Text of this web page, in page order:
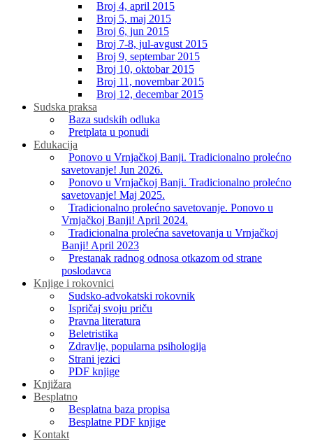
Broj 4, april 2015
Broj 5, maj 2015
Broj 6, jun 2015
Broj 7-8, jul-avgust 2015
Broj 9, septembar 2015
Broj 10, oktobar 2015
Broj 11, novembar 2015
Broj 12, decembar 2015
Sudska praksa
Baza sudskih odluka
Pretplata u ponudi
Edukacija
Ponovo u Vrnjačkoj Banji. Tradicionalno prolećno
savetovanje! Jun 2026.
Ponovo u Vrnjačkoj Banji. Tradicionalno prolećno
savetovanje! Maj 2025.
Tradicionalno prolećno savetovanje. Ponovo u
Vrnjačkoj Banji! April 2024.
Tradicionalna prolećna savetovanja u Vrnjačkoj
Banji! April 2023
Prestanak radnog odnosa otkazom od strane
poslodavca
Knjige i rokovnici
Sudsko-advokatski rokovnik
Ispričaj svoju priču
Pravna literatura
Beletristika
Zdravlje, popularna psihologija
Strani jezici
PDF knjige
Knjižara
Besplatno
Besplatna baza propisa
Besplatne PDF knjige
Kontakt